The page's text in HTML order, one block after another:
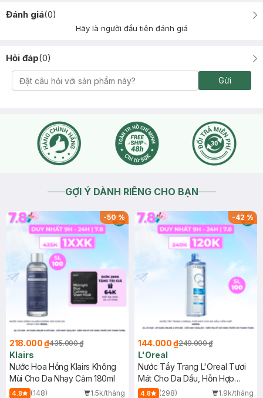
Đánh giá(0)
Hãy là người đầu tiên đánh giá
Hỏi đáp(0)
Gửi
GỢI Ý DÀNH RIÊNG CHO BẠN
-50%
218.000 ₫435.000 ₫
Klairs
Nước Hoa Hồng Klairs Không
Mùi Cho Da Nhạy Cảm 180ml
4.8 (148)
1.5k/tháng
-42%
144.000 ₫249.000 ₫
L'Oreal
Nước Tẩy Trang L'Oreal Tươi
Mát Cho Da Dầu, Hỗn Hợp
400ml
4.8 (298)
1.9k/tháng